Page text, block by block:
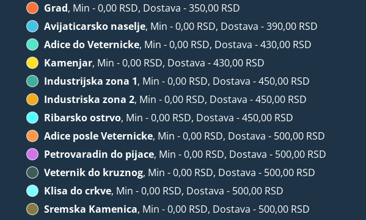
Grad, Min - 0,00 RSD, Dostava - 350,00 RSD
Avijaticarsko naselje, Min - 0,00 RSD, Dostava - 390,00 RSD
Adice do Veternicke, Min - 0,00 RSD, Dostava - 430,00 RSD
Kamenjar, Min - 0,00 RSD, Dostava - 430,00 RSD
Industrijska zona 1, Min - 0,00 RSD, Dostava - 450,00 RSD
Industriska zona 2, Min - 0,00 RSD, Dostava - 450,00 RSD
Ribarsko ostrvo, Min - 0,00 RSD, Dostava - 450,00 RSD
Adice posle Veternicke, Min - 0,00 RSD, Dostava - 500,00 RSD
Petrovaradin do pijace, Min - 0,00 RSD, Dostava - 500,00 RSD
Veternik do kruznog, Min - 0,00 RSD, Dostava - 500,00 RSD
Klisa do crkve, Min - 0,00 RSD, Dostava - 500,00 RSD
Sremska Kamenica, Min - 0,00 RSD, Dostava - 500,00 RSD